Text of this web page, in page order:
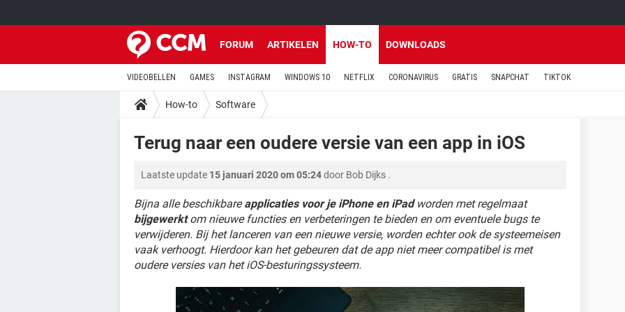
FORUM ARTIKELEN HOW-TO DOWNLOADS
VIDEOBELLEN GAMES INSTAGRAM WINDOWS 10 NETFLIX CORONAVIRUS GRATIS SNAPCHAT TIKTOK
How-to Software
Terug naar een oudere versie van een app in iOS
Laatste update 15 januari 2020 om 05:24door Bob Dijks .
Bijna alle beschikbareapplicaties voor je iPhone en iPadworden met regelmaat
bijgewerktom nieuwe functies en verbeteringen te bieden en om eventuele bugs te
verwijderen. Bij het lanceren van een nieuwe versie, worden echter ook de systeemeisen
vaak verhoogt. Hierdoor kan het gebeuren dat de app niet meer compatibel is met
oudere versies van het iOS-besturingssysteem.